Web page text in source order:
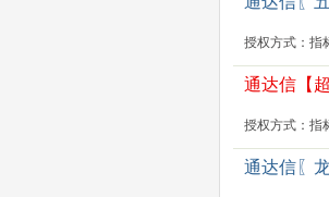
授权方式：指
通达信【
授权方式：指
通达信〖